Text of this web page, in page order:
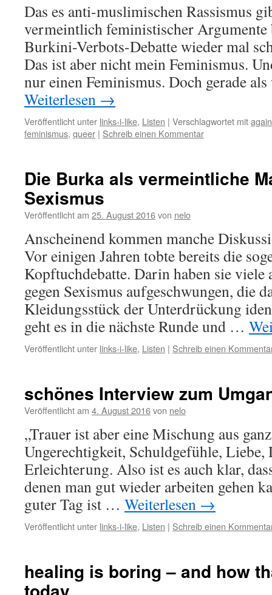
Das es anti-muslimischen Rassismus
vermeintlich feministischer Argumente
Burkini-Verbots-Debatte wieder mal
Das ist aber nicht mein Feminismus.
nur einen Feminismus. Doch gerade
Weiterlesen →
Veröffentlicht unter links-i-like, Listen | Verschlagwortet mit
feminismus, queer | Schreib einen Kommentar
Die Burka als vermeintliche
Sexismus
Veröffentlicht am 25. August 2016von nelo
Anscheinend kommen manche
Vor einigen Jahren tobte bereits die
Kopftuchdebatte. Darin haben sie
gegen Sexismus aufgeschwungen, die
Kleidungsstück der Unterdrückung
geht es in die nächste Runde und …
Veröffentlicht unter links-i-like, Listen | Schreib einen
schönes Interview zum
Veröffentlicht am 4. August 2016von nelo
„Trauer ist aber eine Mischung aus
Ungerechtigkeit, Schuldgefühle,
Erleichterung. Also ist es auch klar,
denen man gut wieder arbeiten gehen
guter Tag ist … Weiterlesen →
Veröffentlicht unter links-i-like, Listen | Schreib einen
healing is boring – and how